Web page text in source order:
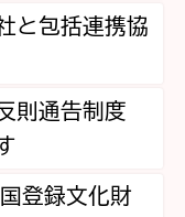
と包括連携協
則通告制度
登録文化財